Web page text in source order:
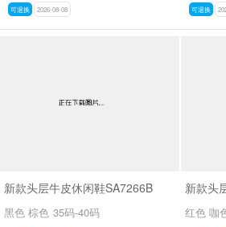
可退换 2026-08-08 可退换
新款头层牛皮休闲鞋SA7266B
黑色 棕色 35码-40码 红色 咖